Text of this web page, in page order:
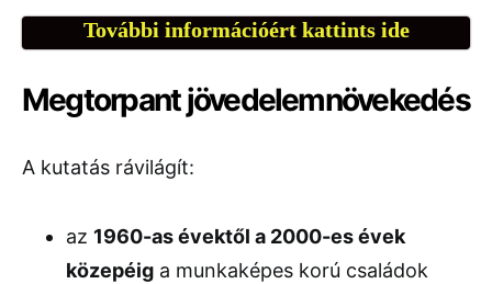
További információért kattints ide
Megtorpant jövedelemnövekedés
A kutatás rávilágít:
az 1960-as évektől a 2000-es évek
közepéig a munkaképes korú családok